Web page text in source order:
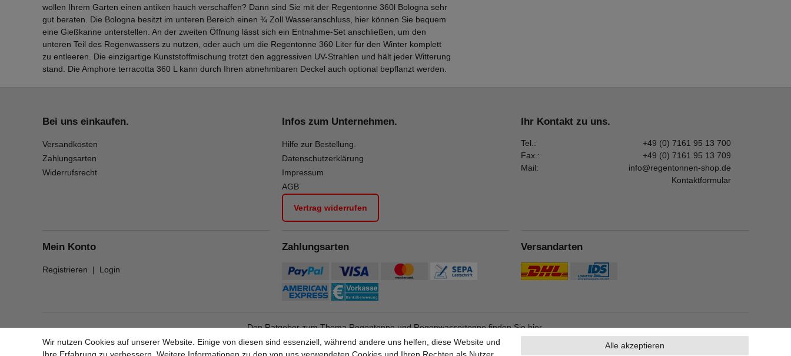
wollen Ihrem Garten einen antiken hauch verschaffen? Dann sind Sie mit der Regentonne 360l Bologna sehr
gut beraten. Die Bologna besitzt im unteren Bereich einen ¾ Zoll Wasseranschluss, hier können Sie bequem
eine Gießkanne unterstellen. An der zweiten Öffnung lässt sich ein Entnahme-Set anschließen, um den
unteren Teil des Regenwassers zu nutzen, oder auch um die Regentonne 360 Liter für den Winter komplett
zu entleeren. Die einzigartige Kunststoffmischung trotzt den aggressiven UV-Strahlen und hält jeder Witterung
stand. Die Amphore terracotta 360 L kann durch Ihren abnehmbaren Deckel auch optional bepflanzt werden.
Bei uns einkaufen.
Versandkosten
Zahlungsarten
Widerrufsrecht
Infos zum Unternehmen.
Hilfe zur Bestellung.
Datenschutzerklärung
Impressum
AGB
Vertrag widerrufen
Ihr Kontakt zu uns.
Tel.:
+49 (0) 7161 95 13 700
Fax.:
+49 (0) 7161 95 13 709
Mail:
info@regentonnen-shop.de
Kontaktformular
Mein Konto
Registrieren | Login
Zahlungsarten Versandarten
Den Ratgeber zum Thema Regentonne und Regenwassertonne finden Siehier.
Wir nutzen Cookies auf unserer Website. Einige von diesen sind essenziell, während andere uns helfen, diese Website und
Alle akzeptieren